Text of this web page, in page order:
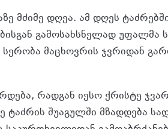
მძიმე დღეა. ამ დღეს
გამოსახსნელად უფალმა
მაცხოვრის ჯვრიდან
რადგან იესო ქრისტე
ტაძრის შუაგულში მზადდება